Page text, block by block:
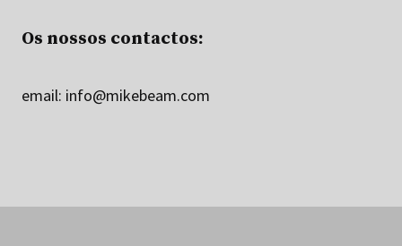
Os nossos contactos:
email: info@mikebeam.com